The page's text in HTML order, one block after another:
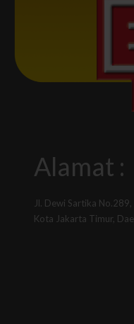
Alamat :
Jl. Dewi Sartika No.289,
Kota Jakarta Timur,